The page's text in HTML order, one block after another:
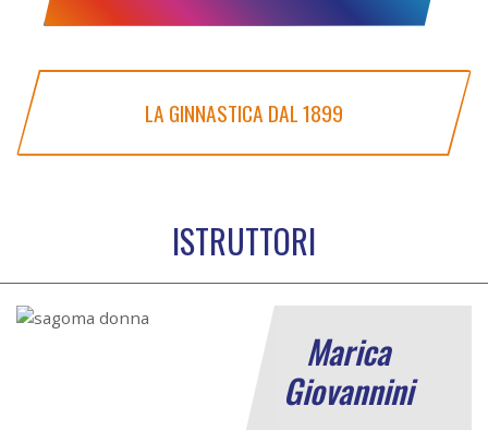
LA GINNASTICA DAL 1899
ISTRUTTORI
Marica
Giovannini